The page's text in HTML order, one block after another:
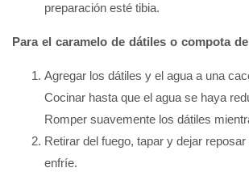
preparación esté tibia.
Para el caramelo de dátiles o compota
Agregar los dátiles y el agua a una
Cocinar hasta que el agua se haya
Romper suavemente los dátiles
Retirar del fuego, tapar y dejar
enfríe.